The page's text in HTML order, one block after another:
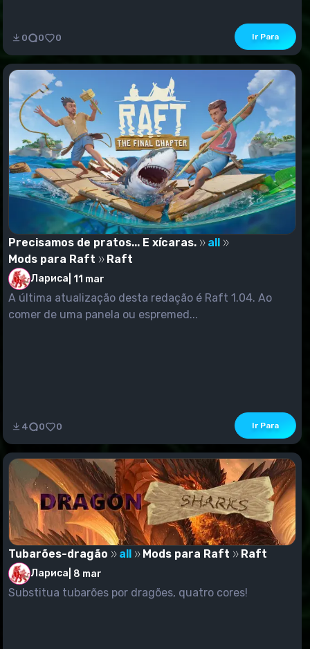
0 0 0 Ir Para
Precisamos de pratos... E xícaras.
all
Mods para Raft
Raft
Лариса 11 mar
A última atualização desta redação é Raft 1.04. Ao
comer de uma panela ou espremed...
4 0 0 Ir Para
Tubarões-dragão all Mods para Raft Raft
Лариса 8 mar
Substitua tubarões por dragões, quatro cores!